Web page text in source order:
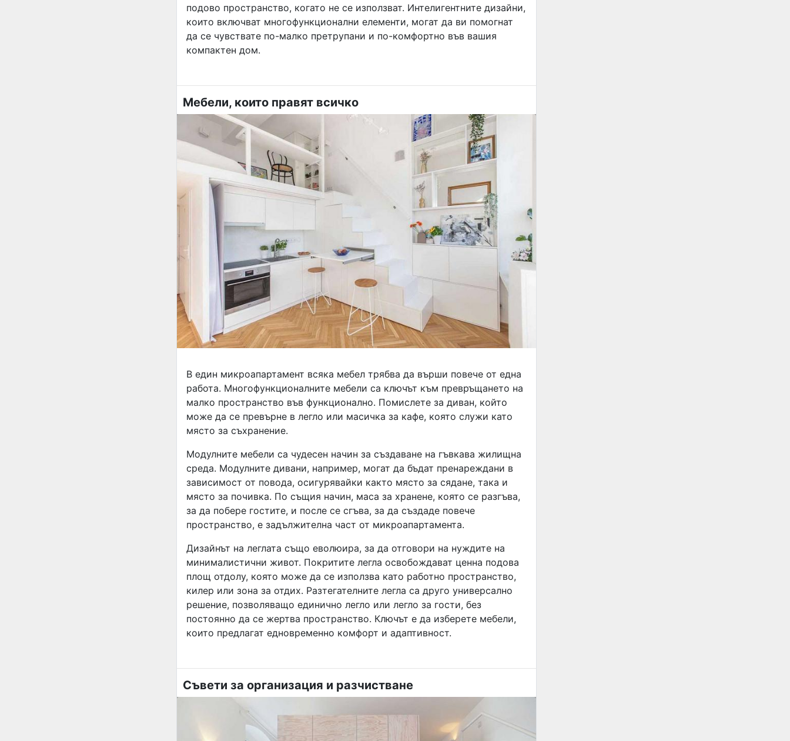
подово пространство, когато не се използват. Интелигентните дизайни,
които включват многофункционални елементи, могат да ви помогнат
да се чувствате по-малко претрупани и по-комфортно във вашия
компактен дом.
Мебели, които правят всичко
В един микроапартамент всяка мебел трябва да върши повече от една
работа. Многофункционалните мебели са ключът към превръщането на
малко пространство във функционално. Помислете за диван, който
може да се превърне в легло или масичка за кафе, която служи като
място за съхранение.
Модулните мебели са чудесен начин за създаване на гъвкава жилищна
среда. Модулните дивани, например, могат да бъдат пренареждани в
зависимост от повода, осигурявайки както място за сядане, така и
място за почивка. По същия начин, маса за хранене, която се разгъва,
за да побере гостите, и после се сгъва, за да създаде повече
пространство, е задължителна част от микроапартамента.
Дизайнът на леглата също еволюира, за да отговори на нуждите на
минималистични живот. Покритите легла освобождават ценна подова
площ отдолу, която може да се използва като работно пространство,
килер или зона за отдих. Разтегателните легла са друго универсално
решение, позволяващо единично легло или легло за гости, без
постоянно да се жертва пространство. Ключът е да изберете мебели,
които предлагат едновременно комфорт и адаптивност.
Съвети за организация и разчистване